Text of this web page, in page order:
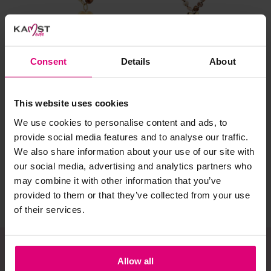
Consent Details About
This website uses cookies
We use cookies to personalise content and ads, to
provide social media features and to analyse our traffic.
We also share information about your use of our site with
our social media, advertising and analytics partners who
may combine it with other information that you’ve
provided to them or that they’ve collected from your use
of their services.
Allow all
Doe de wasmachine niet te vol. Dat voorkomt
kreuken/wrijving.
Gebruik een waszakje voor poreuze materialen en/of
wasmiddel.
Gebreide kledingstukken (met of zonder wol):
Allereerst: stel het wassen zo lang mogelijk uit.
Was in de wasmachine op een wol-programma. Dit
voorkomt wrijving en pilling.
Was zo koud mogelijk.
kledingstuk indien nodig met een kledingtondeuse.
Sunset Fashion
schakel
€ 19,95
hartje
€ 11,95